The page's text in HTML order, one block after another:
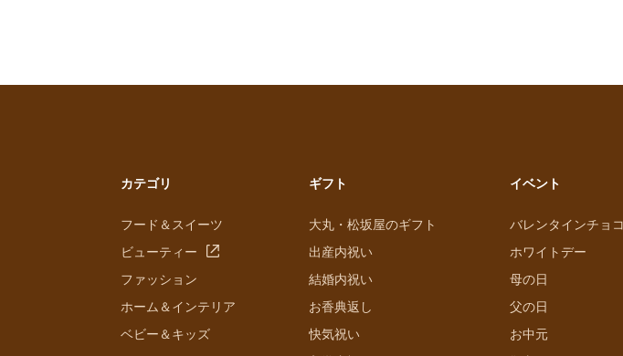
カテゴリ
フード＆スイーツ
ビューティー
ファッション
ホーム＆インテリア
ベビー＆キッズ
ギフト
大丸・松坂屋のギフト
出産内祝い
結婚内祝い
お香典返し
快気祝い
イベント
バレンタインチョ
ホワイトデー
母の日
父の日
お中元